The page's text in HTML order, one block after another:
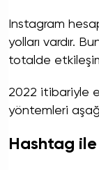
Instagram
yolları vardır.
totalde
2022 itibariyle
yöntemleri
Hashtag